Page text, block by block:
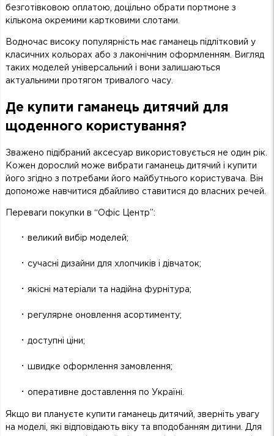
безготівковою оплатою, доцільно обрати портмоне з
кількома окремими картковими слотами.
Водночас високу популярність має гаманець підлітковий у
класичних кольорах або з лаконічним оформленням. Вигляд
таких моделей універсальний і вони залишаються
актуальними протягом тривалого часу.
Де купити гаманець дитячий для
щоденного користування?
Зважено підібраний аксесуар використовується не один рік.
Кожен дорослий може вибрати гаманець дитячий і купити
його згідно з потребами його майбутнього користувача. Він
допоможе навчитися дбайливо ставитися до власних речей.
Переваги покупки в “Офіс Центр”:
· великий вибір моделей;
· сучасні дизайни для хлопчиків і дівчаток;
· якісні матеріали та надійна фурнітура;
· регулярне оновлення асортименту;
· доступні ціни;
· швидке оформлення замовлення;
· оперативне доставлення по Україні.
Якщо ви плануєте купити гаманець дитячий, зверніть увагу
на моделі, які відповідають віку та вподобанням дитини. Для